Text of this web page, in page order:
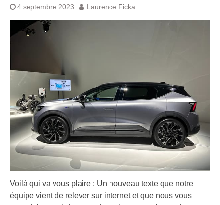
4 septembre 2023 Laurence Ficka
Voilà qui va vous plaire : Un nouveau texte que notre
équipe vient de relever sur internet et que nous vous